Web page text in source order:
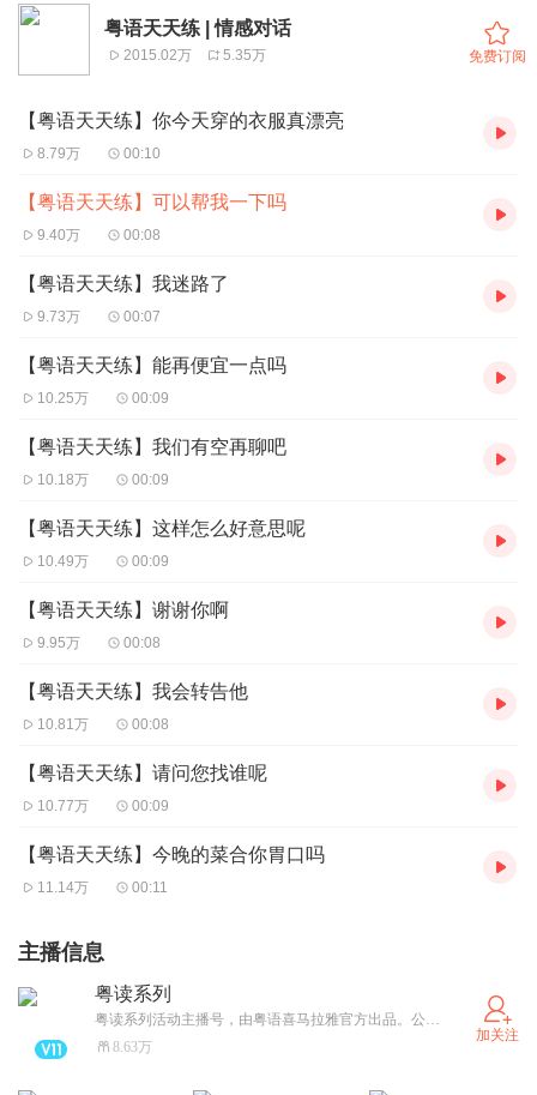
每天挤需三番钟，里造会肝我一样，牛利说粤语！
粤语天天练 | 情感对话
2015.02万 5.35万 免费订阅
【粤语天天练】你今天穿的衣服真漂亮
8.79万 00:10
【粤语天天练】可以帮我一下吗
9.40万 00:08
【粤语天天练】我迷路了
9.73万 00:07
【粤语天天练】能再便宜一点吗
10.25万 00:09
【粤语天天练】我们有空再聊吧
10.18万 00:09
【粤语天天练】这样怎么好意思呢
10.49万 00:09
【粤语天天练】谢谢你啊
9.95万 00:08
【粤语天天练】我会转告他
10.81万 00:08
【粤语天天练】请问您找谁呢
10.77万 00:09
【粤语天天练】今晚的菜合你胃口吗
11.14万 00:11
主播信息
粤读系列
粤读系列活动主播号，由粤语喜马拉雅官方出品。公众号：粤语制造；服务号：非凡读书会
8.63万
加关注